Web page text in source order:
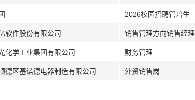
2026校园招聘管培生
软件股份有限公司 销售管理方向销售经理
化学工业集团有限公司 财务管理
德区基诺德电器制造有限公司 外贸销售岗